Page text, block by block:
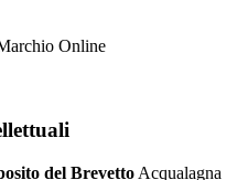
Online
del Brevetto Acqualagna